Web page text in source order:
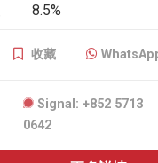
8.5%
收藏
Signal: +852 5713
0642